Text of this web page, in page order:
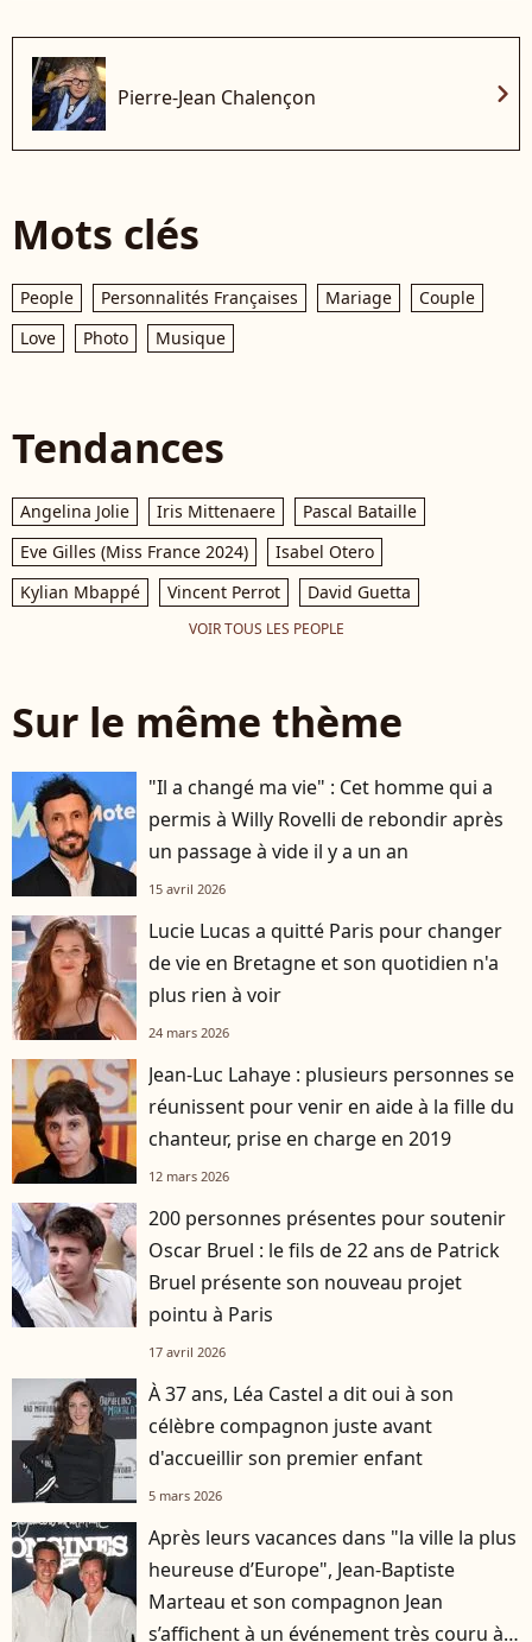
Pierre-Jean Chalençon chevron_right
Mots clés
People Personnalités Françaises Mariage
Couple
Love
Photo Musique
Tendances
Angelina Jolie Iris Mittenaere
Pascal Bataille
Eve Gilles (Miss France 2024)
Isabel Otero
Kylian Mbappé
Vincent Perrot David Guetta
VOIR TOUS LES PEOPLE
Sur le même thème
"Il a changé ma vie" : Cet homme qui a
permis à Willy Rovelli de rebondir après
un passage à vide il y a un an
15 avril 2026
Lucie Lucas a quitté Paris pour changer
de vie en Bretagne et son quotidien n'a
plus rien à voir
24 mars 2026
Jean-Luc Lahaye : plusieurs personnes se
réunissent pour venir en aide à la fille du
chanteur, prise en charge en 2019
12 mars 2026
200 personnes présentes pour soutenir
Oscar Bruel : le fils de 22 ans de Patrick
Bruel présente son nouveau projet
pointu à Paris
17 avril 2026
À 37 ans, Léa Castel a dit oui à son
célèbre compagnon juste avant
d'accueillir son premier enfant
5 mars 2026
Après leurs vacances dans "la ville la plus
heureuse d’Europe", Jean-Baptiste
Marteau et son compagnon Jean
s’affichent à un événement très couru à